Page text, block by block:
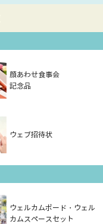
顔あわせ食事会
記念品
ウェブ招待状
ウェルカムボード・ウェル
カムスペースセット